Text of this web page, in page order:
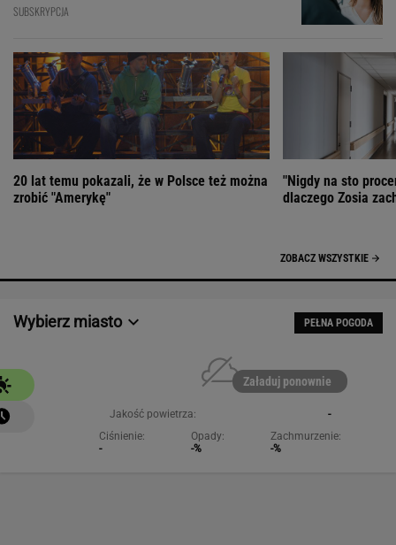
SUBSKRYPCJA
20 lat temu pokazali, że w Polsce też można
zrobić "Amerykę"
"Nigdy na sto
dlaczego Zosia
ZOBACZ WSZYSTKIE
Wybierz miasto PEŁNA POGODA
Załaduj ponownie
Jakość powietrza:
-
Ciśnienie:
-
Opady:
-%
Zachmurzenie:
-%